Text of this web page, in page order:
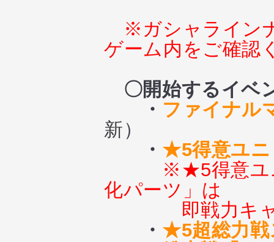
※ガシャライン
ゲーム内をご確認
〇開始するイベ
・ ファイナル
新）
・ ★5得意ユニ
※★5得意ユ
化パーツ」は
即戦力キ
・ ★5超総力戦